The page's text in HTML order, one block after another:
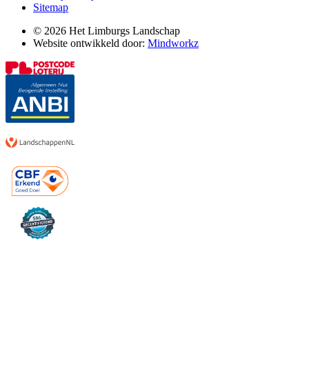
Sitemap
© 2026 Het Limburgs Landschap
Website ontwikkeld door: Mindworkz